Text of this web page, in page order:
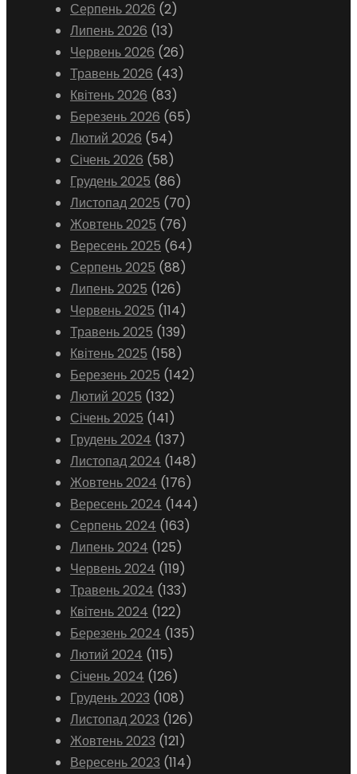
Серпень 2026 (2)
Липень 2026 (13)
Червень 2026 (26)
Травень 2026 (43)
Квітень 2026 (83)
Березень 2026 (65)
Лютий 2026 (54)
Січень 2026 (58)
Грудень 2025 (86)
Листопад 2025 (70)
Жовтень 2025 (76)
Вересень 2025 (64)
Серпень 2025 (88)
Липень 2025 (126)
Червень 2025 (114)
Травень 2025 (139)
Квітень 2025 (158)
Березень 2025 (142)
Лютий 2025 (132)
Січень 2025 (141)
Грудень 2024 (137)
Листопад 2024 (148)
Жовтень 2024 (176)
Вересень 2024 (144)
Серпень 2024 (163)
Липень 2024 (125)
Червень 2024 (119)
Травень 2024 (133)
Квітень 2024 (122)
Березень 2024 (135)
Лютий 2024 (115)
Січень 2024 (126)
Грудень 2023 (108)
Листопад 2023 (126)
Жовтень 2023 (121)
Вересень 2023 (114)